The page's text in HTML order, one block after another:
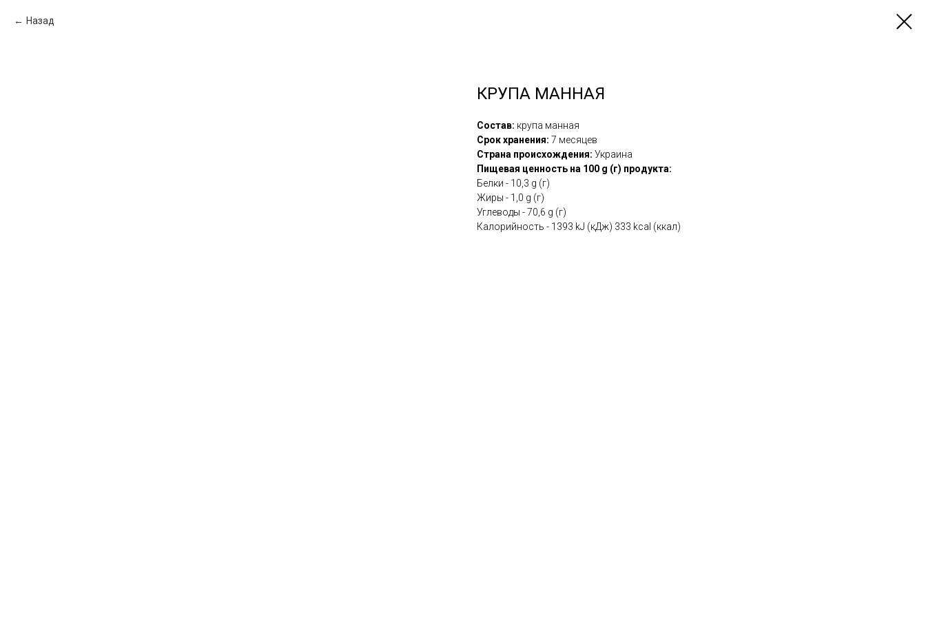
Назад
КРУПА МАННАЯ
Состав: крупа манная
Срок хранения: 7 месяцев
Страна происхождения: Украина
Пищевая ценность на 100 g (г) продукта:
Белки - 10,3 g (г)
Жиры - 1,0 g (г)
Углеводы - 70,6 g (г)
Калорийность - 1393 kJ (кДж) 333 kcal (ккал)